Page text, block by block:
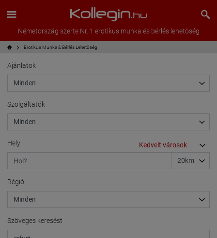
Németország szerte Nr. 1 erotikus munka és bérlés lehetöség
Erotikus Munka & Bérlés Lehetöség
Ajánlatok
Szolgáltatók
Hely
Régió
Szöveges keresést